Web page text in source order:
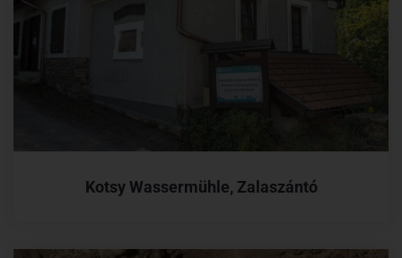
Kotsy Wassermühle, Zalaszántó